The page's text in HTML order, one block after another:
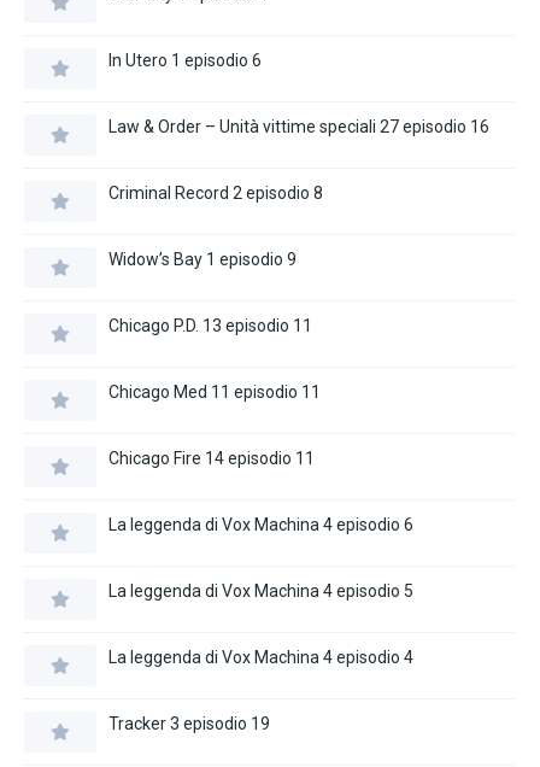
In Utero 1 episodio 6
Law & Order – Unità vittime speciali 27 episodio 16
Criminal Record 2 episodio 8
Widow’s Bay 1 episodio 9
Chicago P.D. 13 episodio 11
Chicago Med 11 episodio 11
Chicago Fire 14 episodio 11
La leggenda di Vox Machina 4 episodio 6
La leggenda di Vox Machina 4 episodio 5
La leggenda di Vox Machina 4 episodio 4
Tracker 3 episodio 19